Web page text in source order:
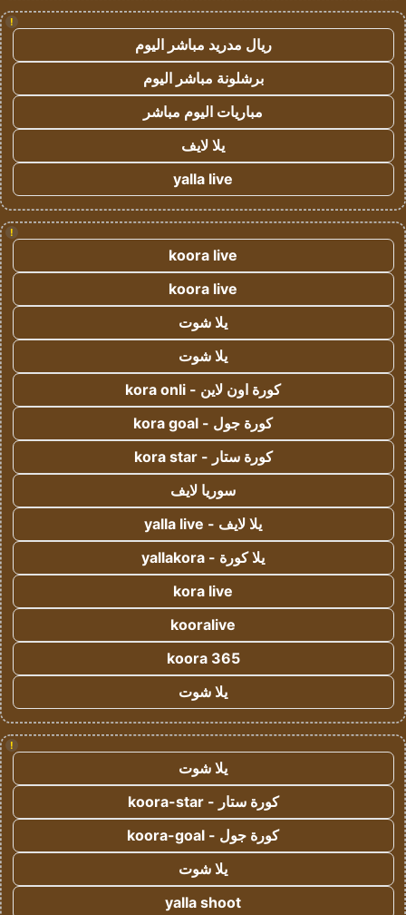
!
ريال مدريد مباشر اليوم
برشلونة مباشر اليوم
مباريات اليوم مباشر
يلا لايف
yalla live
!
koora live
koora live
يلا شوت
يلا شوت
كورة اون لاين - kora onli
كورة جول - kora goal
كورة ستار - kora star
سوريا لايف
يلا لايف - yalla live
يلا كورة - yallakora
kora live
kooralive
koora 365
يلا شوت
!
يلا شوت
كورة ستار - koora-star
كورة جول - koora-goal
يلا شوت
yalla shoot